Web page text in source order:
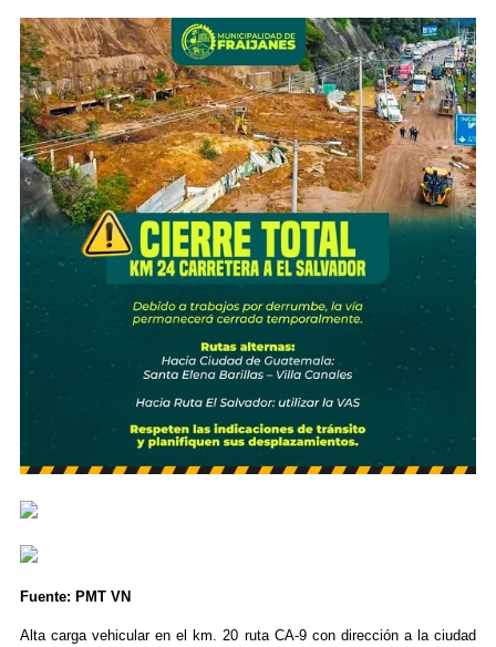
Fuente: PMT VN
Alta carga vehicular en el km. 20 ruta CA-9 con dirección a la ciudad